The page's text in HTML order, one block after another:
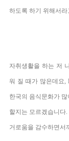
하도록 하기 위해서라
자취생활을 하는 저
워 질 때가 많은데요,
한국의 음식문화가
할지는 모르겠습니다.
거로움을 감수하면서